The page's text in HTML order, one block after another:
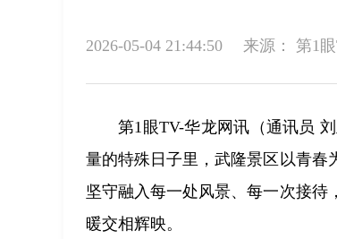
2026-05-04 21:44:50 来源： 第1
第1眼TV-华龙网讯（通讯员
量的特殊日子里，武隆景区以青春
坚守融入每一处风景、每一次接待
暖交相辉映。